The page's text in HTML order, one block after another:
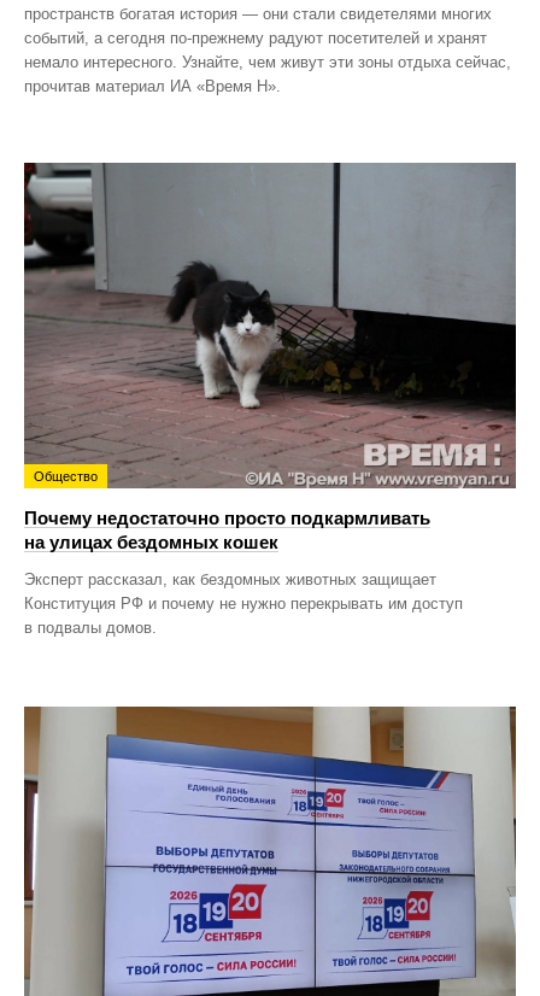
пространств богатая история — они стали свидетелями многих
событий, а сегодня по‑прежнему радуют посетителей и хранят
немало интересного. Узнайте, чем живут эти зоны отдыха сейчас,
прочитав материал ИА «Время Н».
Общество
Почему недостаточно просто подкармливать
на улицах бездомных кошек
Эксперт рассказал, как бездомных животных защищает
Конституция РФ и почему не нужно перекрывать им доступ
в подвалы домов.